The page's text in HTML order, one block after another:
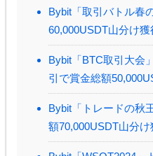
Bybit「取引バトル春
60,000USDT山分け
Bybit「BTC取引大会
引で賞金総額
Bybit「トレードの秋
額70,000USDT山分